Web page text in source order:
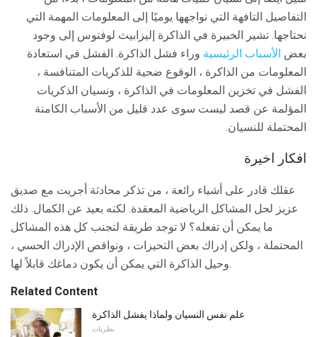
التفاصيل التافهة التي نواجهها يوميًا إلى المعلومات المهمة التي
نحتاجها. تشير الخبيرة في الذاكرة إليزابيث لوفتوس إلى وجود
بعض الأسباب الرئيسية وراء فشل الذاكرة. الفشل في استعادة
المعلومات من الذاكرة ، الوقوع ضحية للذكريات المتنافسة ،
الفشل في تخزين المعلومات في الذاكرة ، ونسيان الذكريات
المؤلمة عن قصد ليست سوى عدد قليل من الأسباب الكامنة
المحتملة للنسيان.
افكار اخيرة
عقلك قادر على أشياء رائعة ، من تذكر محادثة أجريت مع صديق
عزيز لحل المشاكل الرياضية المعقدة. لكنه بعيد عن الكمال. ذلك
ما يمكن أن تفعله؟ لا توجد طريقة لتجنب كل هذه المشاكل
المحتملة ، ولكن إدراك بعض التحيزات ، ونواقص الإدراك الحسي ،
وحيل الذاكرة التي يمكن أن يكون دماغك قابلاً لها.
Related Content
علم نفس النسيان ولماذا يفشل الذاكرة
نظريات